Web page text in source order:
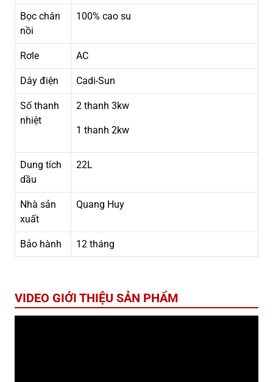
Bọc chân
nồi
100% cao su
Rơle AC
Dây điện Cadi-Sun
Số thanh
nhiệt
2 thanh 3kw
1 thanh 2kw
Dung tích
dầu
22L
Nhà sản
xuất
Quang Huy
Bảo hành 12 tháng
VIDEO GIỚI THIỆU SẢN PHẨM